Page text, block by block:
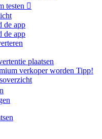
testen 
de app
de app
plaatsen
verkoper worden Tipp!